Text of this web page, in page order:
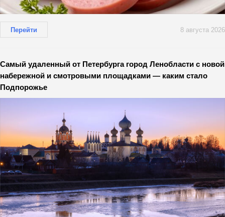
Перейти 8 августа 2026
Самый удаленный от Петербурга город Ленобласти с новой
набережной и смотровыми площадками — каким стало
Подпорожье